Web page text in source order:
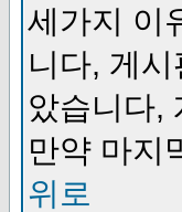
세가지 이
니다, 게
았습니다,
만약 마지
위로